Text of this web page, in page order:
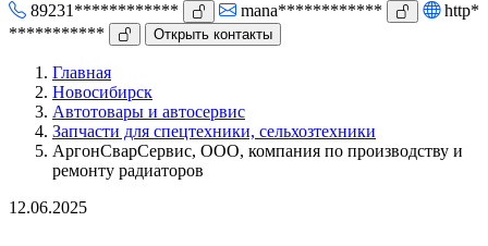
89231************
mana************
http*
***********
Открыть контакты
Главная
Новосибирск
Автотовары и автосервис
Запчасти для спецтехники, сельхозтехники
АргонСварСервис, ООО, компания по производству и
ремонту радиаторов
12.06.2025